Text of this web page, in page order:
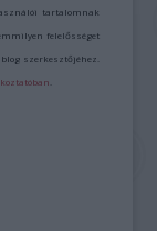
tartalomnak
felelősséget
szerkesztőjéhez.